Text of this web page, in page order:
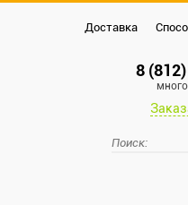
Доставка
8